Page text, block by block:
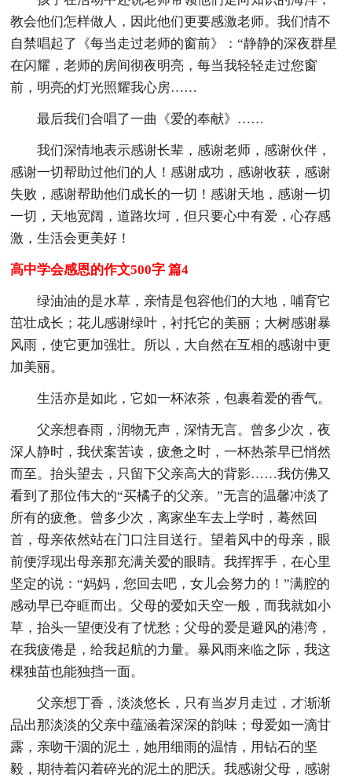
教会他们怎样做人，因此他们更要感激老师。我们情不
自禁唱起了《每当走过老师的窗前》：“静静的深夜群星
在闪耀，老师的房间彻夜明亮，每当我轻轻走过您窗
前，明亮的灯光照耀我心房……
最后我们合唱了一曲《爱的奉献》……
我们深情地表示感谢长辈，感谢老师，感谢伙伴，
感谢一切帮助过他们的人！感谢成功，感谢收获，感谢
失败，感谢帮助他们成长的一切！感谢天地，感谢一切
一切，天地宽阔，道路坎坷，但只要心中有爱，心存感
激，生活会更美好！
高中学会感恩的作文500字 篇4
绿油油的是水草，亲情是包容他们的大地，哺育它
茁壮成长；花儿感谢绿叶，衬托它的美丽；大树感谢暴
风雨，使它更加强壮。所以，大自然在互相的感谢中更
加美丽。
生活亦是如此，它如一杯浓茶，包裹着爱的香气。
父亲想春雨，润物无声，深情无言。曾多少次，夜
深人静时，我伏案苦读，疲惫之时，一杯热茶早已悄然
而至。抬头望去，只留下父亲高大的背影……我仿佛又
看到了那位伟大的“买橘子的父亲。”无言的温馨冲淡了
所有的疲惫。曾多少次，离家坐车去上学时，蓦然回
首，母亲依然站在门口注目送行。望着风中的母亲，眼
前便浮现出母亲那充满关爱的眼睛。我挥挥手，在心里
坚定的说：“妈妈，您回去吧，女儿会努力的！”满腔的
感动早已夺眶而出。父母的爱如天空一般，而我就如小
草，抬头一望便没有了忧愁；父母的爱是避风的港湾，
在我疲倦是，给我起航的力量。暴风雨来临之际，我这
棵独苗也能独挡一面。
父亲想丁香，淡淡悠长，只有当岁月走过，才渐渐
品出那淡淡的父亲中蕴涵着深深的韵味；母爱如一滴甘
露，亲吻干涸的泥土，她用细雨的温情，用钻石的坚
毅，期待着闪着碎光的泥土的肥沃。我感谢父母，感谢